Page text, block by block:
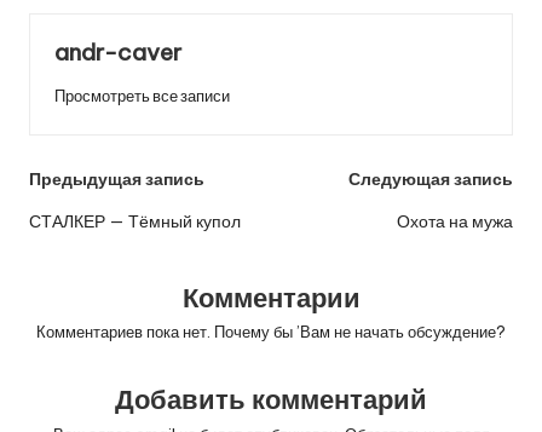
andr-caver
Просмотреть все записи
Навигация
по
Предыдущая запись
СТАЛКЕР — Тёмный купол
Следующая запись
Охота на мужа
Комментарии
Комментариев пока нет. Почему бы ’Вам не начать обсуждение?
Добавить комментарий